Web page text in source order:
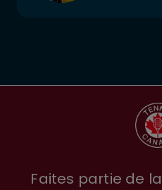
Faites partie de